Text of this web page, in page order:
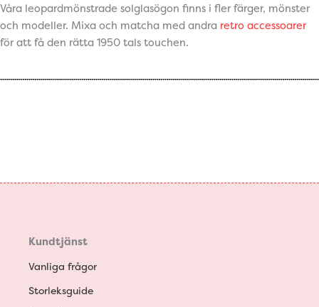
Våra leopardmönstrade solglasögon finns i fler färger, mönster
och modeller. Mixa och matcha med andra retro accessoarer
för att få den rätta 1950 tals touchen.
Kundtjänst
Vanliga frågor
Storleksguide